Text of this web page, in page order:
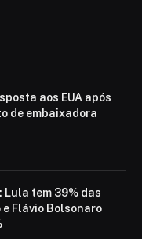
aos EUA após
de embaixadora
Lula tem 39% das
Flávio Bolsonaro